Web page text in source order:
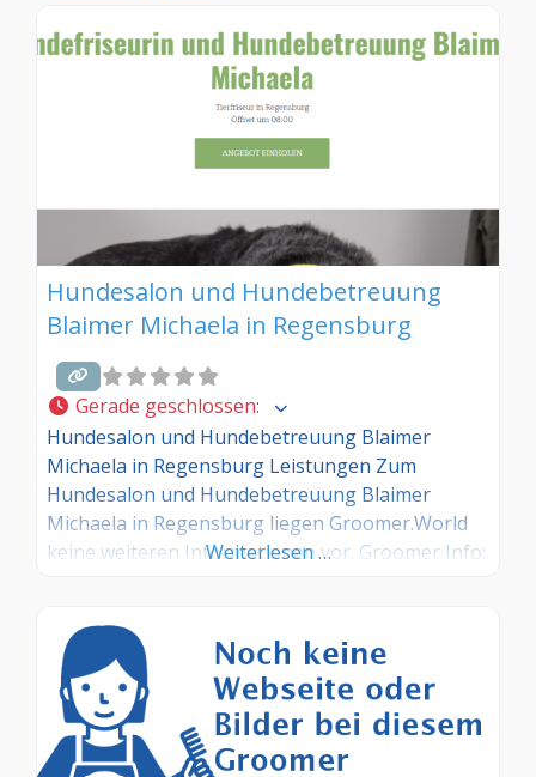
Hundesalon und Hundebetreuung
Blaimer Michaela in Regensburg
Gerade geschlossen:
Hundesalon und Hundebetreuung Blaimer
Michaela in Regensburg Leistungen Zum
Hundesalon und Hundebetreuung Blaimer
Michaela in Regensburg liegen Groomer.World
keine weiteren Informationen vor. Groomer Info:
anmelden! Sind Sie Kunde dieses Hundesalons?
Dann teilen Sie Ihre Erfahrungen über die
Kommentarfunktion unten mit anderen
Hundebesitzer/innen!
Weiterlesen …